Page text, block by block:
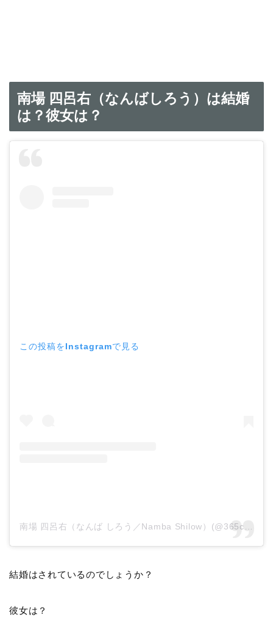
南場 四呂右（なんばしろう）は結婚
は？彼女は？
この投稿をInstagramで見る
結婚はされているのでしょうか？
彼女は？